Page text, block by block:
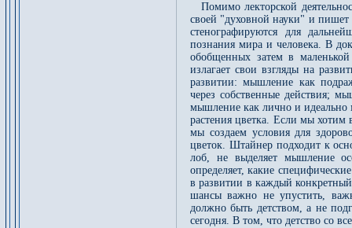
Помимо лекторской
своей "духовной науки" и пишет
стенографируются для
познания мира и человека. В
обобщенных затем в
излагает свои взгляды на
развитии: мышление как
через собственные действия;
мышление как лично и идеально
растения цветка. Если мы хотим
мы создаем условия для
цветок. Штайнер подходит к
лоб, не выделяет мышление
определяет, какие
в развитии в каждый
шансы важно не упустить,
должно быть детством, а не
сегодня. В том, что детство со